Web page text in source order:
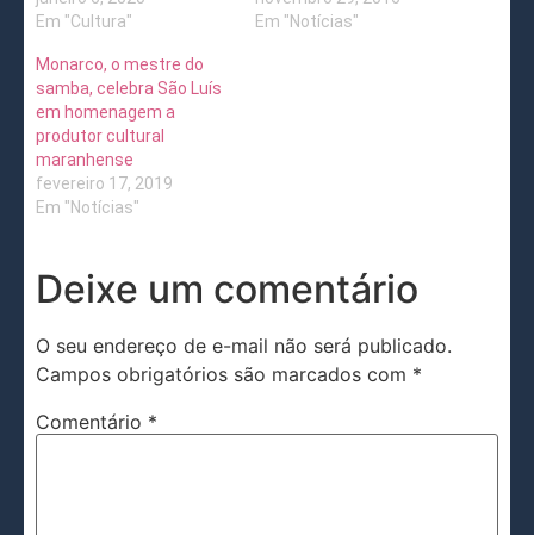
Em "Cultura"
Em "Notícias"
Monarco, o mestre do
samba, celebra São Luís
em homenagem a
produtor cultural
maranhense
fevereiro 17, 2019
Em "Notícias"
Deixe um comentário
O seu endereço de e-mail não será publicado.
Campos obrigatórios são marcados com *
Comentário *